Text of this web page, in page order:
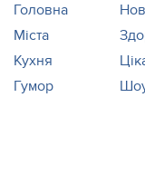
Головна
Міста
Кухня
Гумор